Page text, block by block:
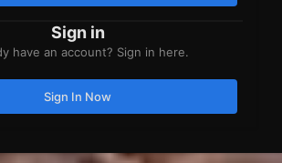
Sign in
have an account? Sign in here.
Sign In Now